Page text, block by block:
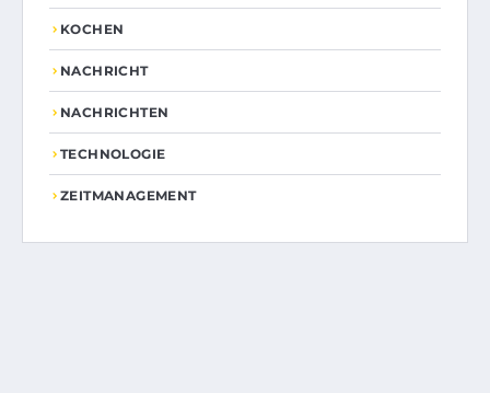
KOCHEN
NACHRICHT
NACHRICHTEN
TECHNOLOGIE
ZEITMANAGEMENT